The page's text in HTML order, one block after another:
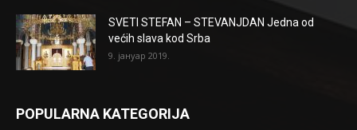
SVETI STEFAN – STEVANJDAN Jedna od
većih slava kod Srba
9. јануар 2019.
POPULARNA KATEGORIJA